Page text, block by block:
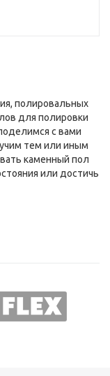
полировальных
для полировки
с вами
тем или иным
каменный пол
или достичь